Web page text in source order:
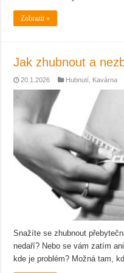
Zobrazit »
Jak zhubnout a
20.1.2026 Hubnutí Kavárna
Snažíte se zhubnout
nedaří? Nebo se vám zatím
kde je problém? Možná tam,